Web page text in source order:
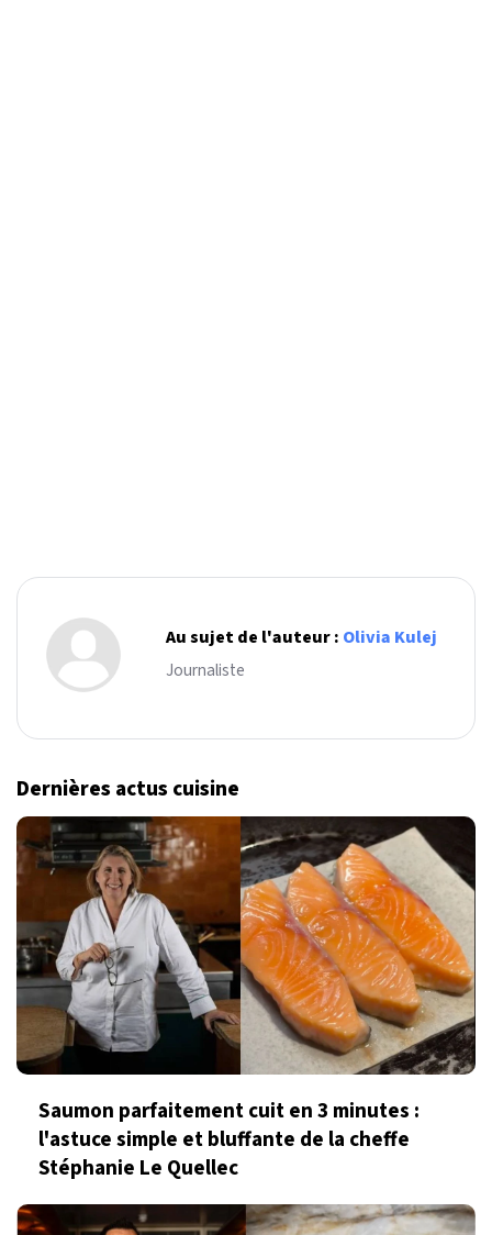
Au sujet de l'auteur : Olivia Kulej
Journaliste
Dernières actus cuisine
Saumon parfaitement cuit en 3 minutes :
l'astuce simple et bluffante de la cheffe
Stéphanie Le Quellec